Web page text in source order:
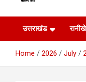
Dev
उत्तराखंड
Home 2026 July